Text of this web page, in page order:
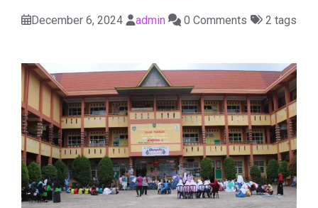
December 6, 2024 admin 0 Comments 2 tags